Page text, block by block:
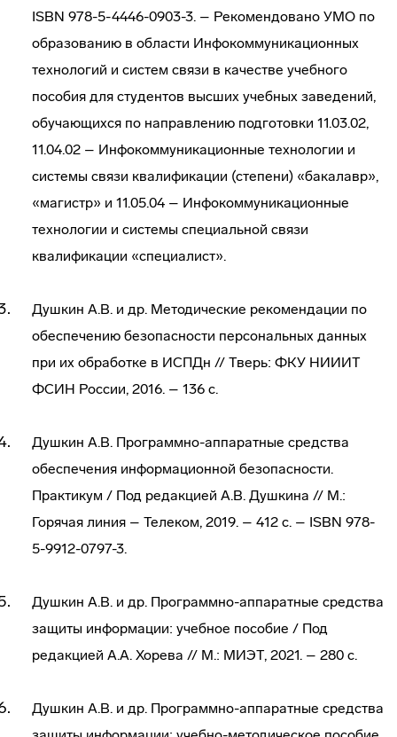
ISBN 978-5-4446-0903-3. – Рекомендовано УМО по
образованию в области Инфокоммуникационных
технологий и систем связи в качестве учебного
пособия для студентов высших учебных заведений,
обучающихся по направлению подготовки 11.03.02,
11.04.02 – Инфокоммуникационные технологии и
системы связи квалификации (степени) «бакалавр»,
«магистр» и 11.05.04 – Инфокоммуникационные
технологии и системы специальной связи
квалификации «специалист».
Душкин А.В. и др. Методические рекомендации по
обеспечению безопасности персональных данных
при их обработке в ИСПДн // Тверь: ФКУ НИИИТ
ФСИН России, 2016. – 136 с.
Душкин А.В. Программно-аппаратные средства
обеспечения информационной безопасности.
Практикум / Под редакцией А.В. Душкина // М.:
Горячая линия – Телеком, 2019. – 412 с. – ISBN 978-
5-9912-0797-3.
Душкин А.В. и др. Программно-аппаратные средства
защиты информации: учебное пособие / Под
редакцией А.А. Хорева // М.: МИЭТ, 2021. – 280 с.
Душкин А.В. и др. Программно-аппаратные средства